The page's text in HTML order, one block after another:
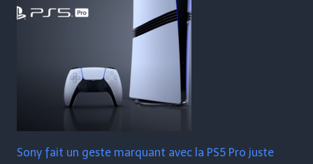
Sony fait un geste marquant avec la PS5 Pro juste